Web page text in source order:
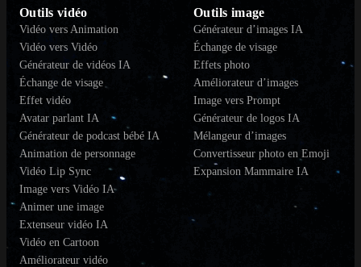
Outils vidéo
Vidéo vers Animation
Vidéo vers Vidéo
Générateur de vidéos IA
Échange de visage
Effet vidéo
Avatar parlant IA
Générateur de podcast bébé IA
Animation de personnage
Vidéo Lip Sync
Image vers Vidéo IA
Animer une image
Extenseur vidéo IA
Vidéo en Cartoon
Améliorateur vidéo
Outils image
Générateur d’images IA
Échange de visage
Effets photo
Améliorateur d’images
Image vers Prompt
Générateur de logos IA
Mélangeur d’images
Convertisseur photo en Emoji
Expansion Mammaire IA